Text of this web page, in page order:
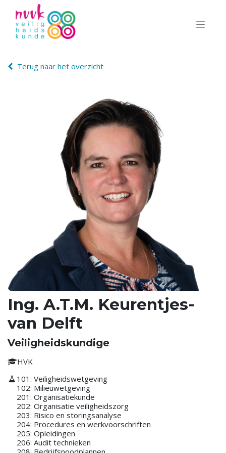
Terug naar het overzicht
Ing. A.T.M. Keurentjes-
van Delft
Veiligheidskundige
HVK
101: Veiligheidswetgeving
102: Milieuwetgeving
201: Organisatiekunde
202: Organisatie veiligheidszorg
203: Risico en storingsanalyse
204: Procedures en werkvoorschriften
205: Opleidingen
206: Audit technieken